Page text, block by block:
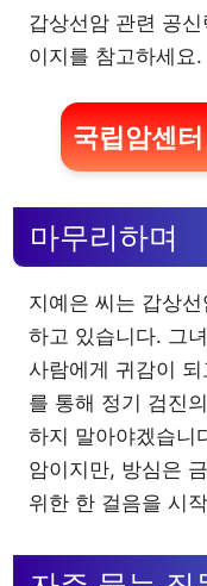
갑상선암 관련 공
이지를 참고하세요.
국립암센
마무리하며
지예은 씨는 갑상
하고 있습니다. 그
사람에게 귀감이
를 통해 정기 검진
하지 말아야겠습니
암이지만, 방심은
위한 한 걸음을 시